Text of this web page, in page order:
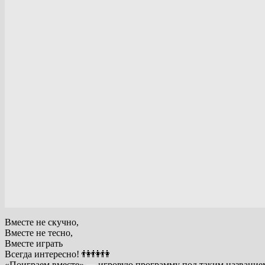
Вместе не скучно,
Вместе не тесно,
Вместе играть
Всегда интересно! 👫👫👫